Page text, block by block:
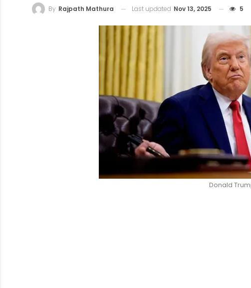
By Rajpath Mathura Last updated Nov 13, 2025 5
Donald